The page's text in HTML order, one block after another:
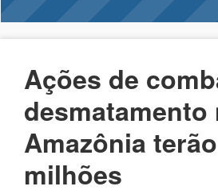
Ações de
desmatamento
Amazônia
milhões